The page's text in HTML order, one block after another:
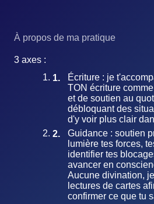
À propos de ma pratique
3 axes :
Écriture : je
TON écriture
et de soutien au
débloquant des
d'y voir plus clair
Guidance : soutien
lumière tes forces,
identifier tes
avancer en
Aucune divination,
lectures de cartes
confirmer ce que tu